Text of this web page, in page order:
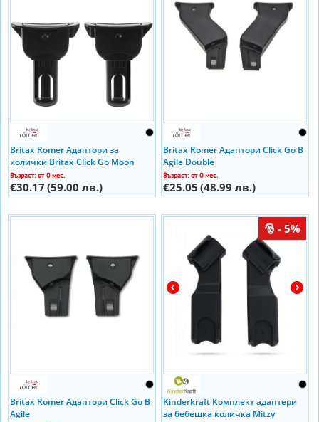
Britax Romer Адаптори за
колички Britax Click Go Moon
Възраст: от 0 мес.
€30.17 (59.00 лв.)
Britax Romer Адаптори Click Go B
Agile Double
Възраст: от 0 мес.
€25.05 (48.99 лв.)
Britax Romer Адаптори Click Go B
Agile
- 5%
Kinderkraft Комплект адаптери
за бебешка количка Mitzy